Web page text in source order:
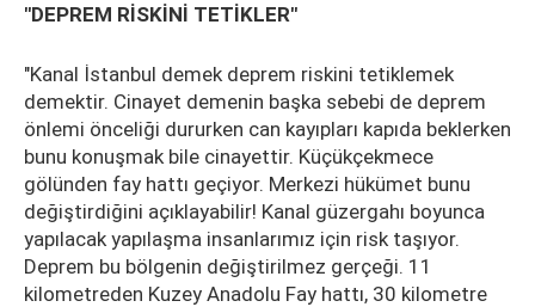
"DEPREM RİSKİNİ TETİKLER"
"Kanal İstanbul demek deprem riskini tetiklemek
demektir. Cinayet demenin başka sebebi de deprem
önlemi önceliği dururken can kayıpları kapıda beklerken
bunu konuşmak bile cinayettir. Küçükçekmece
gölünden fay hattı geçiyor. Merkezi hükümet bunu
değiştirdiğini açıklayabilir! Kanal güzergahı boyunca
yapılacak yapılaşma insanlarımız için risk taşıyor.
Deprem bu bölgenin değiştirilmez gerçeği. 11
kilometreden Kuzey Anadolu Fay hattı, 30 kilometre